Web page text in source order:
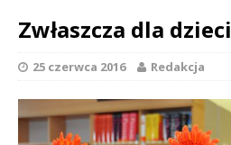
Zwłaszcza dla dzieci
25 czerwca 2016 Redakcja